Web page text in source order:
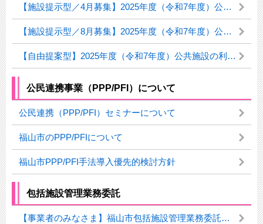
【施設提示型／4月募集】2025年度（令和7年度）公共施設の利活用
【施設提示型／8月募集】2025年度（令和7年度）公共施設の利活用
【自由提案型】2025年度（令和7年度）公共施設の利活用
公民連携事業（PPP/PFI）について
公民連携（PPP/PFI）セミナーについて
福山市のPPP/PFIについて
福山市PPP/PFI手法導入優先的検討方針
包括施設管理業務委託
【事業者のみなさま】福山市包括施設管理業務委託について